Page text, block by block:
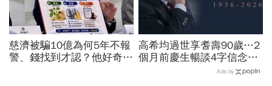
慈濟被騙10億為何5年不報
警、錢找到才認？他好奇：
高希均過世享耆壽90歲…2
個月前慶生暢談4字信念，
回憶錄給讀者忠告：自求多
Ads by